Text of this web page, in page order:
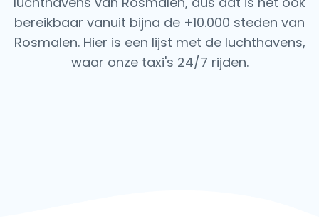
bereikbaar vanuit bijna de +10.000 steden van
Rosmalen. Hier is een lijst met de luchthavens,
waar onze taxi's 24/7 rijden.